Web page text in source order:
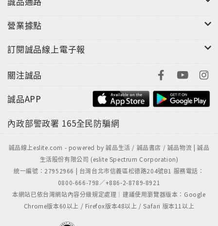
入侵中國後陷入泥沼，最後賠掉400萬大軍，還被投兩
1945收復台灣後，國共內戰一路潰敗到台澎金馬，1949
出聯合國，命運真是多舛。
讀於有字處，文無客家時，口耳相傳竟軼事，讓人不由
如今，客家奮起的呼聲，一會兒此消，一會兒彼長，錯
半；看商賈人物，利多於義，客家復興尚未成功，鄉親
仍須努力。《世界客家雜誌》自2016企劃、籌備、選
址、登記，到創刊，至今2025將屆滿十年，一路走來，
感謝投稿的作者、訂閱的讀者、編輯室的同仁，以及許
許多多支持《世界客家雜誌》的鄉親好朋友，對於創辦
《世界客家雜誌》的辛酸甘苦，如人飲水，冷暖自知。
營業據點
訂閱誠品線上電子報
關注誠品
誠品APP
內政部警政署 165全民防騙網
誠品線上eslite.com - powered by 誠品生活 / 誠品書店 / 誠品物流 | 誠品
生活股份有限公司 (eslite Spectrum Corporation)
統一編號：27952966 | 台灣台北市信義區松德路204號B1 服務電話：
0800-666-798／+886-2-8789-8921
本網站已依台灣網站內容分級規定處理｜建議使用瀏覽器版本：Google
Chrome版本60以上 / Firefox版本48以上 / Safari 版本11以上